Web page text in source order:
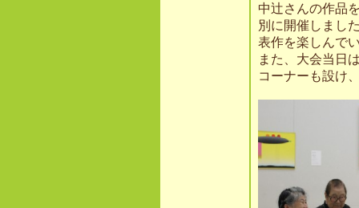
中辻さんの作品
別に開催しまし
表作を楽しんで
また、大会当日
コーナーも設け